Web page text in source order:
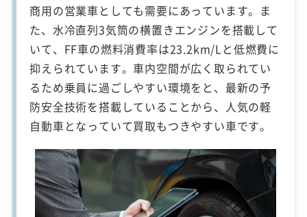
商用の営業車としても需要にあっています。ま
た、水冷直列3気筒の横置きエンジンを搭載して
いて、FF車の燃料消費率は23.2km/Lと低燃費に
抑えられています。車内空間が広く取られてい
るため乗員に過ごしやすい環境をと、最新の予
防安全技術を搭載していることから、人気の軽
自動車となっていて買取もつきやすい車です。